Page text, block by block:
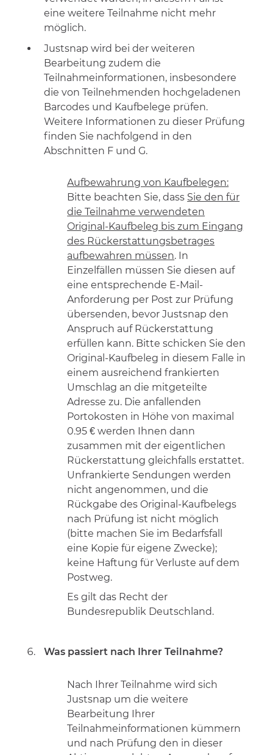
eine weitere Teilnahme nicht mehr
möglich.
Justsnap wird bei der weiteren
Bearbeitung zudem die
Teilnahmeinformationen, insbesondere
die von Teilnehmenden hochgeladenen
Barcodes und Kaufbelege prüfen.
Weitere Informationen zu dieser Prüfung
finden Sie nachfolgend in den
Abschnitten F und G.
Aufbewahrung von Kaufbelegen:
Bitte beachten Sie, dass Sie den für
die Teilnahme verwendeten
Original-Kaufbeleg bis zum Eingang
des Rückerstattungsbetrages
aufbewahren müssen. In
Einzelfällen müssen Sie diesen auf
eine entsprechende E-Mail-
Anforderung per Post zur Prüfung
übersenden, bevor Justsnap den
Anspruch auf Rückerstattung
erfüllen kann. Bitte schicken Sie den
Original-Kaufbeleg in diesem Falle in
einem ausreichend frankierten
Umschlag an die mitgeteilte
Adresse zu. Die anfallenden
Portokosten in Höhe von maximal
0.95 € werden Ihnen dann
zusammen mit der eigentlichen
Rückerstattung gleichfalls erstattet.
Unfrankierte Sendungen werden
nicht angenommen, und die
Rückgabe des Original-Kaufbelegs
nach Prüfung ist nicht möglich
(bitte machen Sie im Bedarfsfall
eine Kopie für eigene Zwecke);
keine Haftung für Verluste auf dem
Postweg.
Es gilt das Recht der
Bundesrepublik Deutschland.
Was passiert nach Ihrer Teilnahme?
Nach Ihrer Teilnahme wird sich
Justsnap um die weitere
Bearbeitung Ihrer
Teilnahmeinformationen kümmern
und nach Prüfung den in dieser